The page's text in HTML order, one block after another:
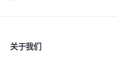
关于我们